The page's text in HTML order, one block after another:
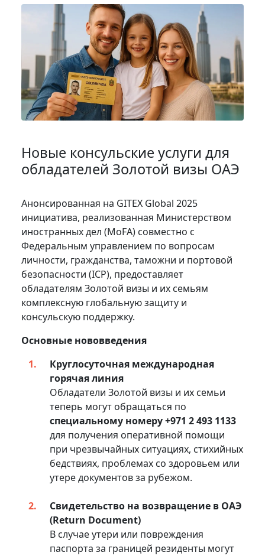
Новые консульские услуги для
обладателей Золотой визы ОАЭ
Анонсированная на GITEX Global 2025
инициатива, реализованная Министерством
иностранных дел (MoFA) совместно с
Федеральным управлением по вопросам
личности, гражданства, таможни и портовой
безопасности (ICP), предоставляет
обладателям Золотой визы и их семьям
комплексную глобальную защиту и
консульскую поддержку.
Основные нововведения
Круглосуточная международная
горячая линия
Обладатели Золотой визы и их семьи
теперь могут обращаться по
специальному номеру +971 2 493 1133
для получения оперативной помощи
при чрезвычайных ситуациях, стихийных
бедствиях, проблемах со здоровьем или
утере документов за рубежом.
Свидетельство на возвращение в ОАЭ
(Return Document)
В случае утери или повреждения
паспорта за границей резиденты могут